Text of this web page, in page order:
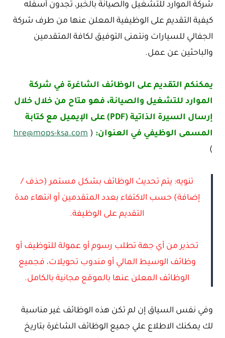
شركة الموارد للتشغيل والصيانة بالخبر، تجدون أسفله
كيفية التقديم على الوظيفية المعلن عنها من طرف شركة
الجفالي للسيارات ونتمنى التوفيق لكافة المتقدمين
والباحثين عن عمل.
يمكنكم التقديم على الوظائف الشاغرة في شركة
الموارد للتشغيل والصيانة، فهو متاح من خلال خلال
إرسال السيرة الذاتية (PDF) على الإيميل مع كتابة
المسمى الوظيفي في العنوان: (
hre@mops-ksa.com
)
تنويه: يتم تحديث الوظائف بشكل مستمر (حذف /
إضافة) حسب الاكتفاء بعدد المتقدمين أو انتهاء مدة
التقديم على الوظيفة.
تحذير من أي جهة تطلب رسوم أو عمولة للتوظيف أو
وظائف الوسيط المالي أو مندوب تحويلات، فجميع
الوظائف المعلن عنها بالموقع مجانية بالكامل.
وفي نفس السياق إن لم تكن هذه الوظائف غير مناسبة
لك يمكنك الاطلاع علي جميع الوظائف الشاغرة بتاريخ